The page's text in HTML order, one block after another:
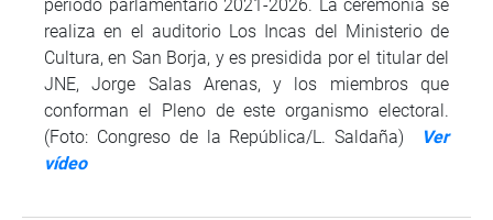
periodo parlamentario 2021-2026. La ceremonia se
realiza en el auditorio Los Incas del Ministerio de
Cultura, en San Borja, y es presidida por el titular del
JNE, Jorge Salas Arenas, y los miembros que
conforman el Pleno de este organismo electoral.
(Foto: Congreso de la República/L. Saldaña)
Ver
vídeo